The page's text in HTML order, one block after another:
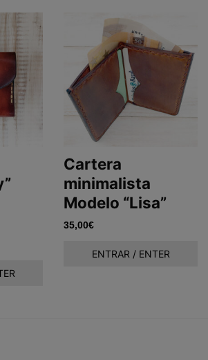
Cartera
minimalista
Modelo “Lisa”
35,00€
ENTRAR / ENTER